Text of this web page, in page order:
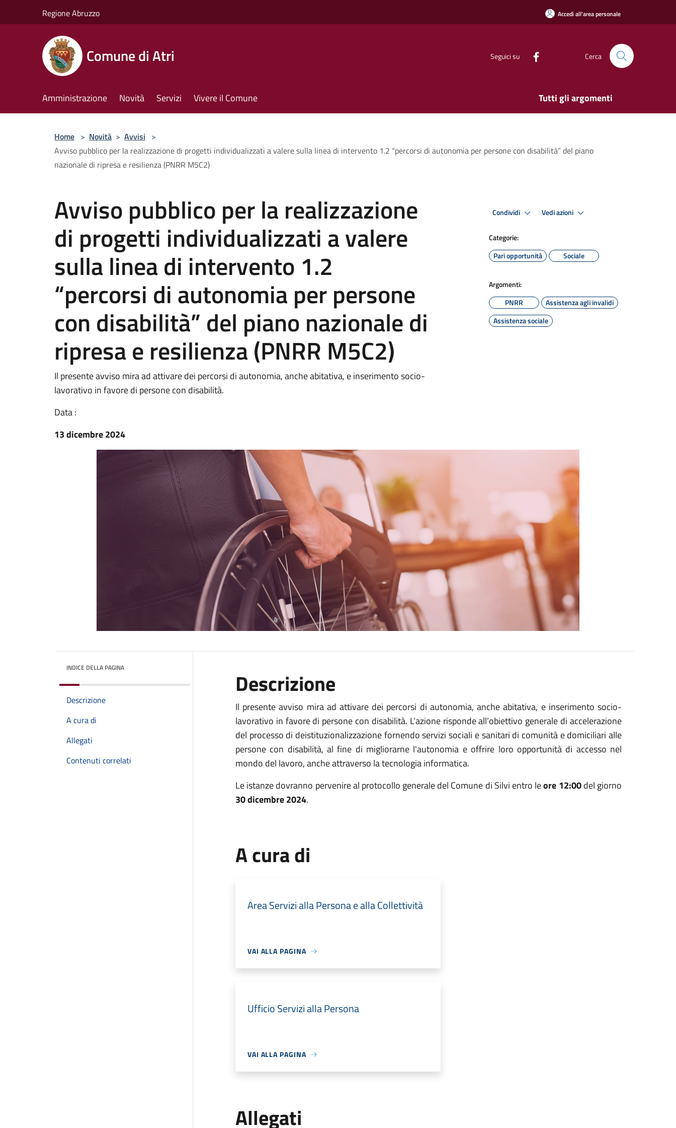
Regione Abruzzo Accedi all'area personale
Comune di Atri Seguici su Cerca
Amministrazione Novità Servizi Vivere il Comune Tutti gli argomenti
Home > Novità > Avvisi >
Avviso pubblico per la realizzazione di progetti individualizzati a valere sulla linea di intervento 1.2 “percorsi di autonomia per persone con disabilità” del piano
nazionale di ripresa e resilienza (PNRR M5C2)
Avviso pubblico per la realizzazione
di progetti individualizzati a valere
sulla linea di intervento 1.2
“percorsi di autonomia per persone
con disabilità” del piano nazionale di
ripresa e resilienza (PNRR M5C2)
Il presente avviso mira ad attivare dei percorsi di autonomia, anche abitativa, e inserimento socio-
lavorativo in favore di persone con disabilità.
Data :
13 dicembre 2024
Condividi Vedi azioni
Categorie:
Pari opportunità
Sociale
Argomenti:
PNRR
Assistenza agli invalidi
Assistenza sociale
INDICE DELLA PAGINA
Descrizione
A cura di
Allegati
Contenuti correlati
Descrizione
Il presente avviso mira ad attivare dei percorsi di autonomia, anche abitativa, e inserimento socio-
lavorativo in favore di persone con disabilità. L’azione risponde all’obiettivo generale di accelerazione
del processo di deistituzionalizzazione fornendo servizi sociali e sanitari di comunità e domiciliari alle
persone con disabilità, al fine di migliorarne l'autonomia e offrire loro opportunità di accesso nel
mondo del lavoro, anche attraverso la tecnologia informatica.
Le istanze dovranno pervenire al protocollo generale del Comune di Silvi entro leore 12:00del giorno
30 dicembre 2024.
A cura di
Area Servizi alla Persona e alla Collettività
VAI ALLA PAGINA
Ufficio Servizi alla Persona
VAI ALLA PAGINA
Allegati